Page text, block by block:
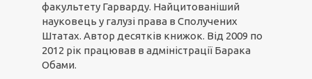
факультету Гарварду. Найцитованіший
науковець у галузі права в Сполучених
Штатах. Автор десятків книжок. Від 2009 по
2012 рік працював в адміністрації Барака
Обами.